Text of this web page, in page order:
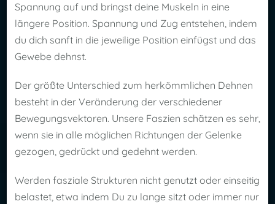
Spannung auf und bringst deine Muskeln in eine
längere Position. Spannung und Zug entstehen, indem
du dich sanft in die jeweilige Position einfügst und das
Gewebe dehnst.
Der größte Unterschied zum herkömmlichen Dehnen
besteht in der Veränderung der verschiedener
Bewegungsvektoren. Unsere Faszien schätzen es sehr,
wenn sie in alle möglichen Richtungen der Gelenke
gezogen, gedrückt und gedehnt werden.
Werden fasziale Strukturen nicht genutzt oder einseitig
belastet, etwa indem Du zu lange sitzt oder immer nur